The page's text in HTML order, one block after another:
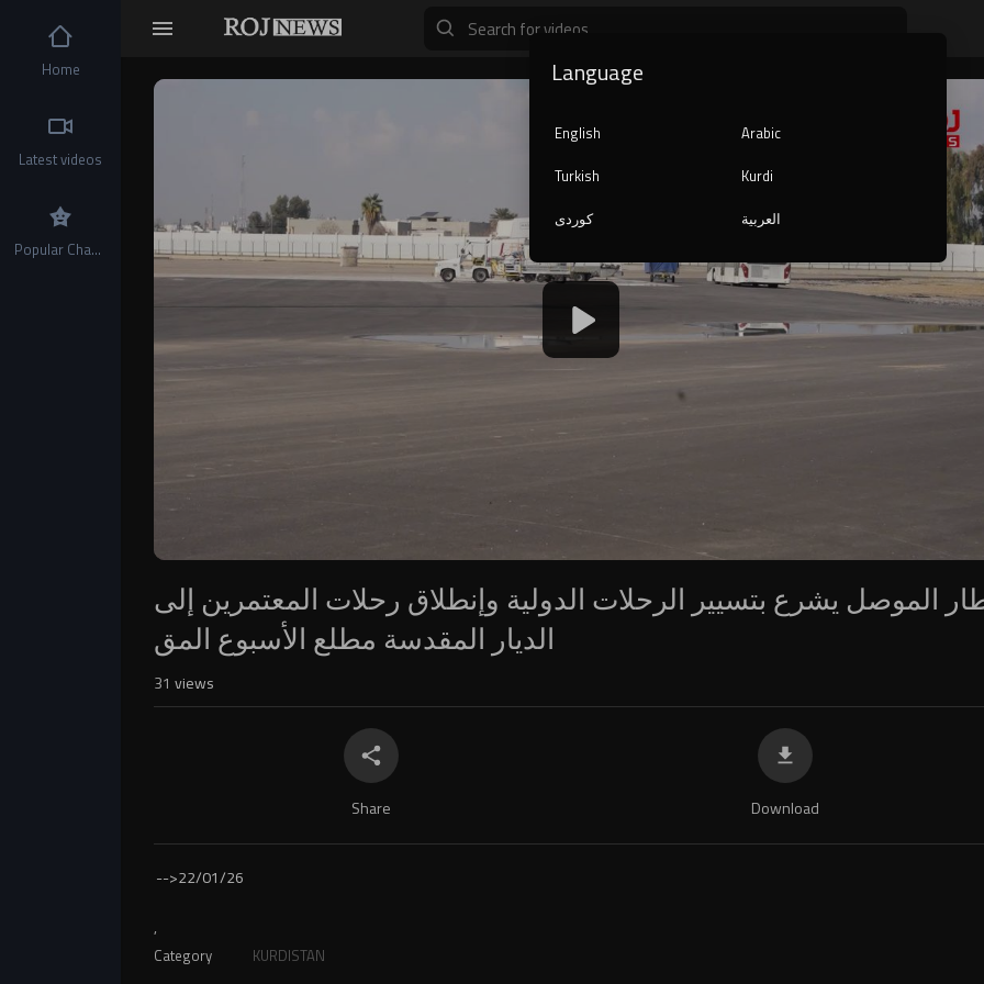
Video
الموصل يشرع بتسيير الرحلات الدولية وإنطلاق رحلات المعتمرين إلى
الديار المقدسة مطلع الأسبوع المق
31 views
Share Download
-->22/01/26
,
Category KURDISTAN
Home
Latest videos
Popular Channels
Language
English
Arabic
Turkish
Kurdi
کوردی
العربية